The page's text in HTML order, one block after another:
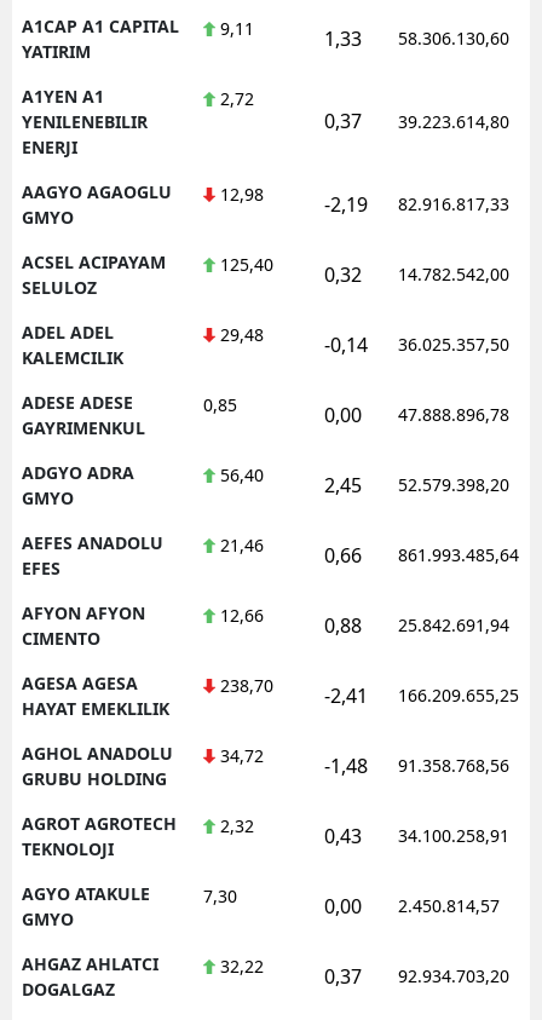
A1CAP A1 CAPITAL
YATIRIM
9,11 1,33 58.306.130,60
A1YEN A1
YENILENEBILIR
ENERJI
2,72
0,37 39.223.614,80
AAGYO AGAOGLU
GMYO
12,98 -2,19 82.916.817,33
ACSEL ACIPAYAM
SELULOZ
125,40 0,32 14.782.542,00
ADEL ADEL
KALEMCILIK
29,48 -0,14 36.025.357,50
ADESE ADESE
GAYRIMENKUL
0,85 0,00 47.888.896,78
ADGYO ADRA
GMYO
56,40 2,45 52.579.398,20
AEFES ANADOLU
EFES
21,46 0,66 861.993.485,64
AFYON AFYON
CIMENTO
12,66 0,88 25.842.691,94
AGESA AGESA
HAYAT EMEKLILIK
238,70 -2,41 166.209.655,25
AGHOL ANADOLU
GRUBU HOLDING
34,72 -1,48 91.358.768,56
AGROT AGROTECH
TEKNOLOJI
2,32 0,43 34.100.258,91
AGYO ATAKULE
GMYO
7,30 0,00 2.450.814,57
AHGAZ AHLATCI
DOGALGAZ
32,22 0,37 92.934.703,20